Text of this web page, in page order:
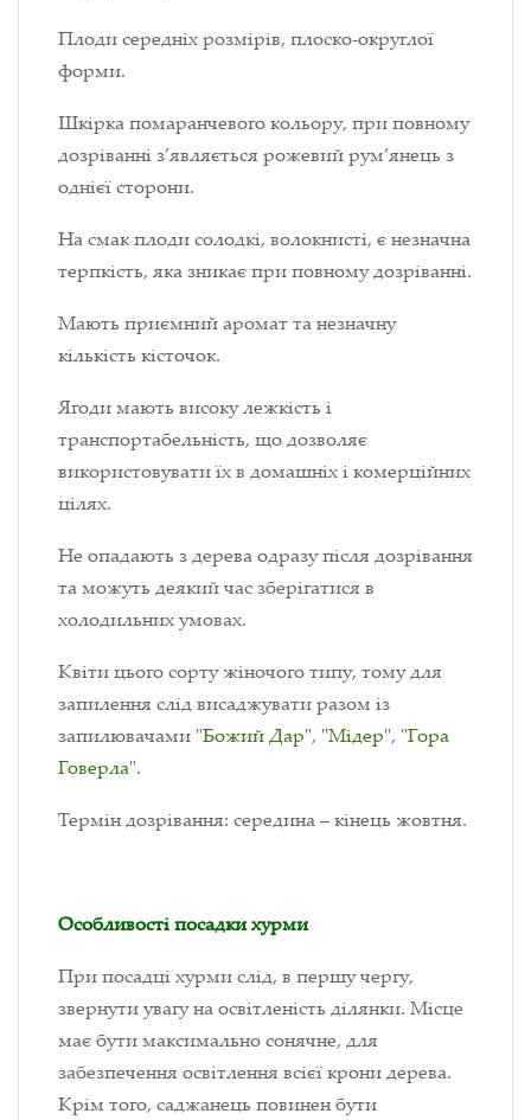
Плоди середніх розмірів, плоско-округлої
форми.
Шкірка помаранчевого кольору, при повному
дозріванні з’являється рожевий рум’янець з
однієї сторони.
На смак плоди солодкі, волокнисті, є незначна
терпкість, яка зникає при повному дозріванні.
Мають приємний аромат та незначну
кількість кісточок.
Ягоди мають високу лежкість і
транспортабельність, що дозволяє
використовувати їх в домашніх і комерційних
цілях.
Не опадають з дерева одразу після дозрівання
та можуть деякий час зберігатися в
холодильних умовах.
Квіти цього сорту жіночого типу, тому для
запилення слід висаджувати разом із
запилювачами "Божий Дар", "Мідер", "Гора
Говерла".
Термін дозрівання: середина – кінець жовтня.
Особливості посадки хурми
При посадці хурми слід, в першу чергу,
звернути увагу на освітленість ділянки. Місце
має бути максимально сонячне, для
забезпечення освітлення всієї крони дерева.
Крім того, саджанець повинен бути